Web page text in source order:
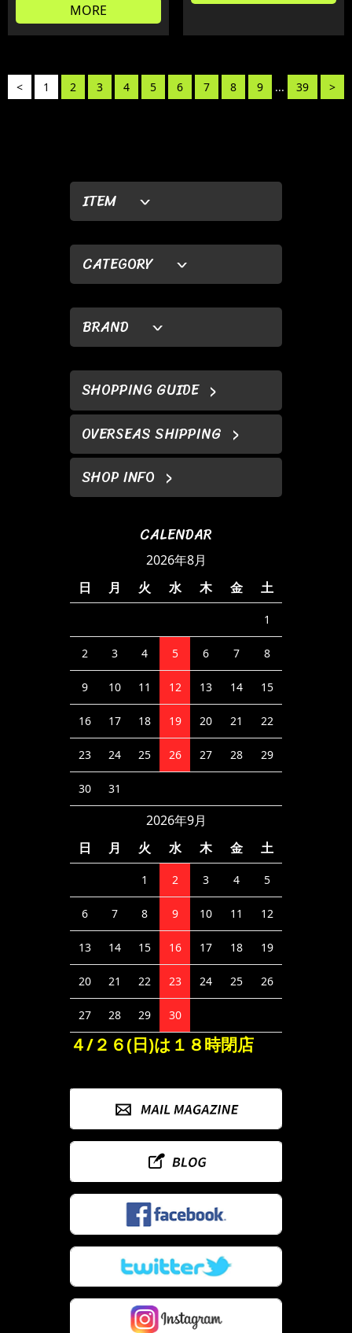
ITEM
CATEGORY
BRAND
SHOPPING GUIDE
OVERSEAS SHIPPING
SHOP INFO
CALENDAR
2026年8月
日
月 火 水 木 金 土
1
2 3 4 5 6 7 8
9 10 11 12 13 14 15
16 17 18 19 20 21 22
23 24 25 26 27 28 29
30 31
2026年9月
日
月 火 水 木 金 土
1 2 3 4 5
6 7 8 9 10 11 12
13 14 15 16 17 18 19
20 21 22 23 24 25 26
27 28 29 30
４/２６(日)は１８時閉店
MORE
< 1 2 3 4 5 6 7 8 9 ... 39 >